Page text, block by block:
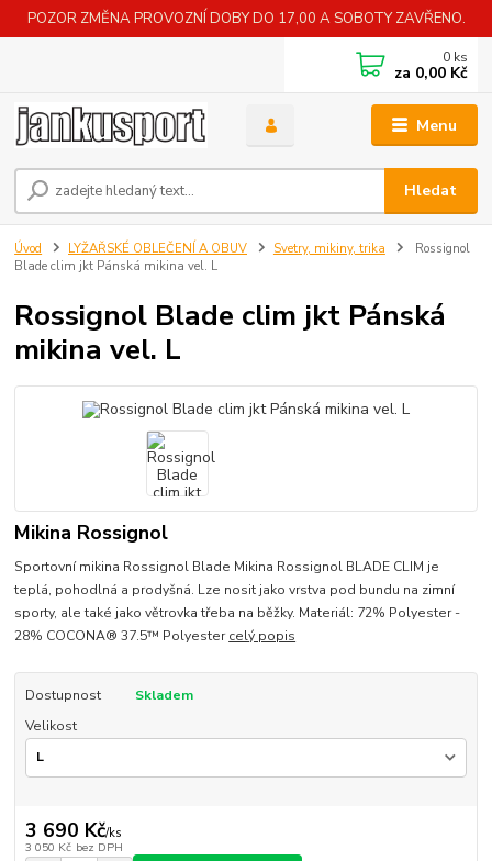
POZOR ZMĚNA PROVOZNÍ DOBY DO 17,00 A SOBOTY ZAVŘENO.
Menu
Hledat
0 ks
za 0,00 Kč
Úvod LYŽAŘSKÉ OBLEČENÍ A OBUV Svetry, mikiny, trika
Rossignol
Blade clim jkt Pánská mikina vel. L
Rossignol Blade clim jkt Pánská
mikina vel. L
Mikina Rossignol
Sportovní mikina Rossignol Blade Mikina Rossignol BLADE CLIM je
teplá, pohodlná a prodyšná. Lze nosit jako vrstva pod bundu na zimní
sporty, ale také jako větrovka třeba na běžky. Materiál: 72% Polyester -
28% COCONA® 37.5™ Polyestercelý popis
Dostupnost
Skladem
Velikost
3 690 Kč/ks
3 050 Kč bez DPH